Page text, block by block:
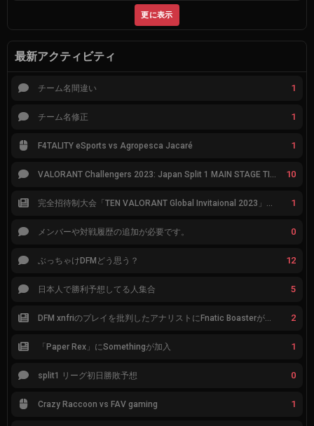
更に表示
最新アクティビティ
チーム名間違い 1
チーム名修正 1
F4TALITY eSports vs Agropesca Jacaré 1
10
1
メンバーや対戦履歴の追加が必要です。 0
ぶっちゃけDFMどう思う？ 12
日本人で勝利予想してる人集合 5
DFM xnfriのプレイを批判したアナリストにFnatic Boasterが反応「DFMは仕組みの強化が必要なだけ」 2
「Paper Rex」にSomethingが加入 1
split1 リーグ初日勝敗予想 0
Crazy Raccoon vs FAV gaming 1